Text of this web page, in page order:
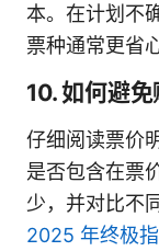
本。在计划不
票种通常更省
10. 如何避免
仔细阅读票价
是否包含在票
少，并对比不
2025 年终极